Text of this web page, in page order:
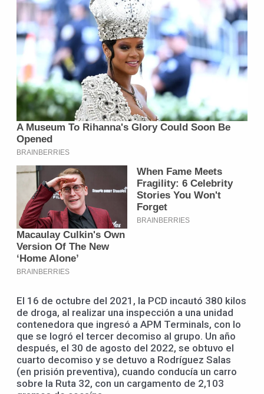
El 16 de octubre del 2021, la PCD incautó 380 kilos
de droga, al realizar una inspección a una unidad
contenedora que ingresó a APM Terminals, con lo
que se logró el tercer decomiso al grupo. Un año
después, el 30 de agosto del 2022, se obtuvo el
cuarto decomiso y se detuvo a Rodríguez Salas
(en prisión preventiva), cuando conducía un carro
sobre la Ruta 32, con un cargamento de 2,103